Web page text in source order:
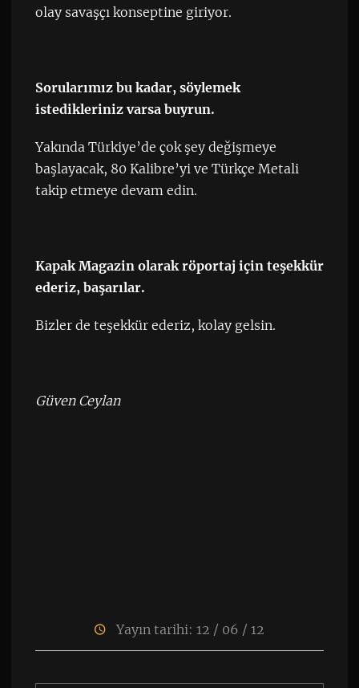
olay savaşçı konseptine giriyor.
Sorularımız bu kadar, söylemek
istedikleriniz varsa buyrun.
Yakında Türkiye’de çok şey değişmeye
başlayacak, 80 Kalibre’yi ve Türkçe Metali
takip etmeye devam edin.
Kapak Magazin olarak röportaj için teşekkür
ederiz, başarılar.
Bizler de teşekkür ederiz, kolay gelsin.
Güven Ceylan
Yayın tarihi: 12 / 06 / 12